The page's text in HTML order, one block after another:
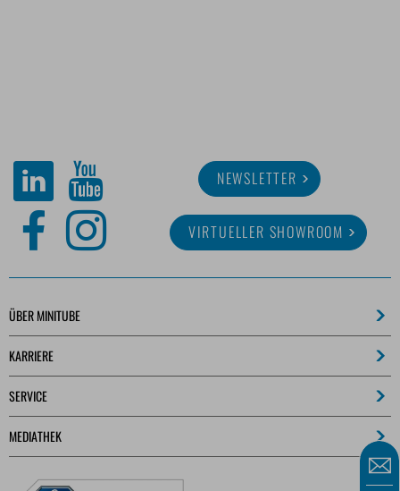
NEWSLETTER
VIRTUELLER SHOWROOM
ÜBER MINITUBE
KARRIERE
SERVICE
MEDIATHEK